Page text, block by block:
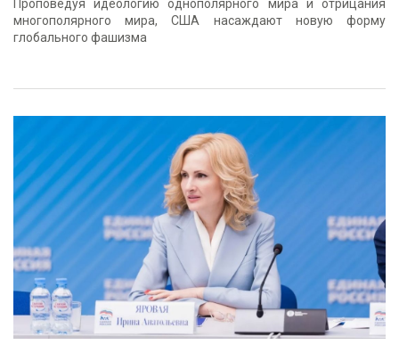
Проповедуя идеологию однополярного мира и отрицания
многополярного мира, США насаждают новую форму
глобального фашизма